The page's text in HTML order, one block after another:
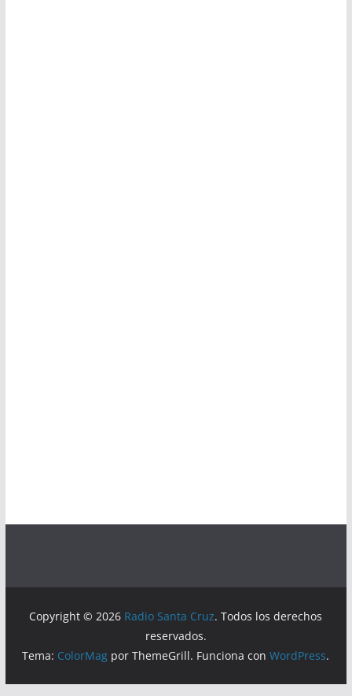
Copyright © 2026 Radio Santa Cruz. Todos los derechos
reservados.
Tema: ColorMag por ThemeGrill. Funciona conWordPress.